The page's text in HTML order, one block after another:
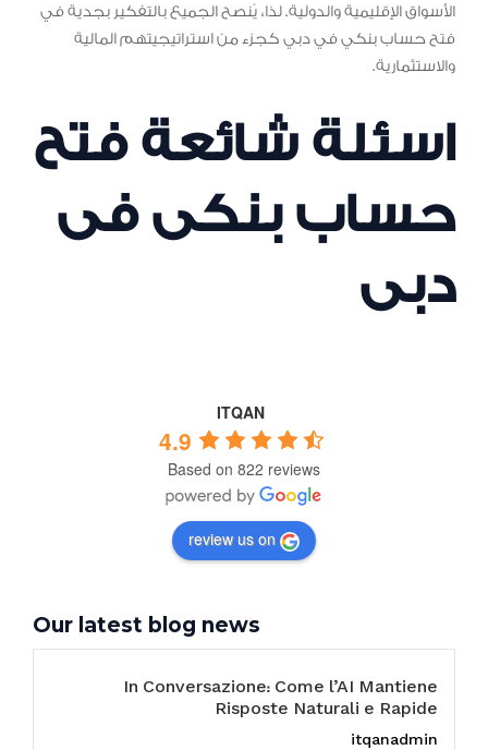
الأسواق الإقليمية والدولية. لذا، يُنصح الجميع بالتفكير بجدية في
فتح حساب بنكي في دبي كجزء من استراتيجيتهم المالية
والاستثمارية.
اسئلة شائعة فتح
حساب بنكى فى
دبى
ITQAN
4.9
Based on 822 reviews
review us on
Our latest blog news
In Conversazione: Come l’AI Mantiene
Risposte Naturali e Rapide
itqanadmin